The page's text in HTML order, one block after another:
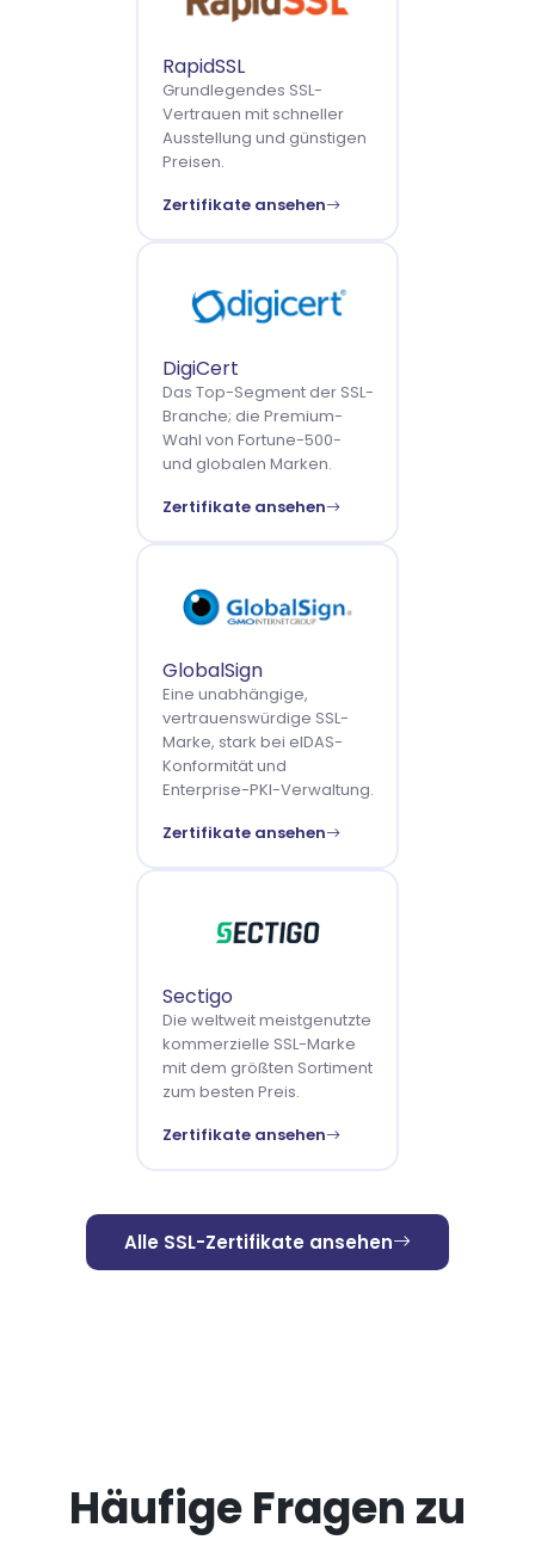
RapidSSL
Grundlegendes SSL-
Vertrauen mit schneller
Ausstellung und günstigen
Preisen.
Zertifikate ansehen
DigiCert
Das Top-Segment der SSL-
Branche; die Premium-
Wahl von Fortune-500-
und globalen Marken.
Zertifikate ansehen
GlobalSign
Eine unabhängige,
vertrauenswürdige SSL-
Marke, stark bei eIDAS-
Konformität und
Enterprise-PKI-Verwaltung.
Zertifikate ansehen
Sectigo
Die weltweit meistgenutzte
kommerzielle SSL-Marke
mit dem größten Sortiment
zum besten Preis.
Zertifikate ansehen
Alle SSL-Zertifikate ansehen
Häufige Fragen zu